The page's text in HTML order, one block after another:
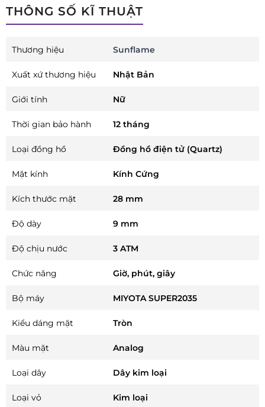
THÔNG SỐ KĨ THUẬT
Thương hiệu Sunflame
Xuất xứ thương hiệu Nhật Bản
Giới tính Nữ
Thời gian bảo hành 12 tháng
Loại đồng hồ Đồng hồ điện tử (Quartz)
Mặt kính Kính Cứng
Kích thước mặt 28 mm
Độ dày 9 mm
Độ chịu nước 3 ATM
Chức năng Giờ, phút, giây
Bộ máy MIYOTA SUPER2035
Kiểu dáng mặt Tròn
Màu mặt Analog
Loại dây Dây kim loại
Loại vỏ Kim loại